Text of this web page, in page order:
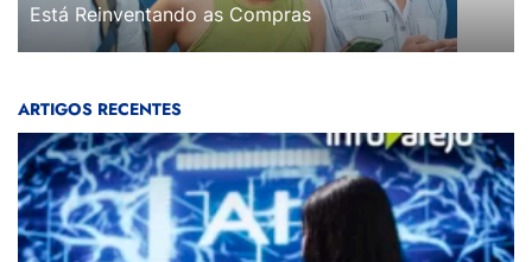
Está Reinventando as Compras
ARTIGOS RECENTES